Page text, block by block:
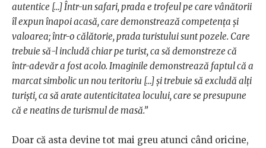
autentice […] Într-un safari, prada e trofeul pe care vânătorii
îl expun înapoi acasă, care demonstrează competența și
valoarea; într-o călătorie, prada turistului sunt pozele. Care
trebuie să-l includă chiar pe turist, ca să demonstreze că
într-adevăr a fost acolo. Imaginile demonstrează faptul că a
marcat simbolic un nou teritoriu […] și trebuie să excludă alți
turiști, ca să arate autenticitatea locului, care se presupune
că e neatins de turismul de masă.”
Doar că asta devine tot mai greu atunci când oricine,